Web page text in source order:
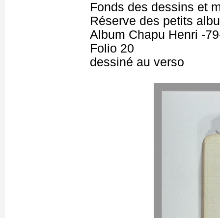
Fonds des dessins et
Réserve des petits
Album Chapu Henri -
Folio 20
dessiné au verso